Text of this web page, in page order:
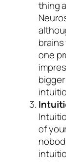
thing
one
of